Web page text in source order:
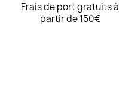
Frais de port gratuits à
partir de 150€